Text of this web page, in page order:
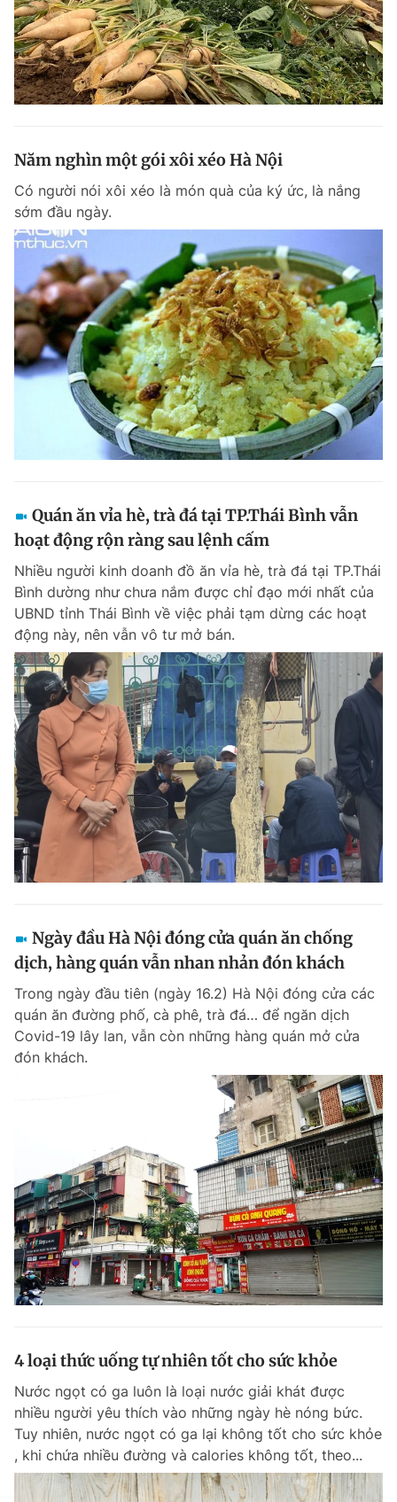
Năm nghìn một gói xôi xéo Hà Nội
Có người nói xôi xéo là món quà của ký ức, là nắng
sớm đầu ngày.
Quán ăn vỉa hè, trà đá tại TP.Thái Bình vẫn
hoạt động rộn ràng sau lệnh cấm
Nhiều người kinh doanh đồ ăn vỉa hè, trà đá tại TP.Thái
Bình dường như chưa nắm được chỉ đạo mới nhất của
UBND tỉnh Thái Bình về việc phải tạm dừng các hoạt
động này, nên vẫn vô tư mở bán.
Ngày đầu Hà Nội đóng cửa quán ăn chống
dịch, hàng quán vẫn nhan nhản đón khách
Trong ngày đầu tiên (ngày 16.2) Hà Nội đóng cửa các
quán ăn đường phố, cà phê, trà đá… để ngăn dịch
Covid-19 lây lan, vẫn còn những hàng quán mở cửa
đón khách.
4 loại thức uống tự nhiên tốt cho sức khỏe
Nước ngọt có ga luôn là loại nước giải khát được
nhiều người yêu thích vào những ngày hè nóng bức.
Tuy nhiên, nước ngọt có ga lại không tốt cho sức khỏe
, khi chứa nhiều đường và calories không tốt, theo...